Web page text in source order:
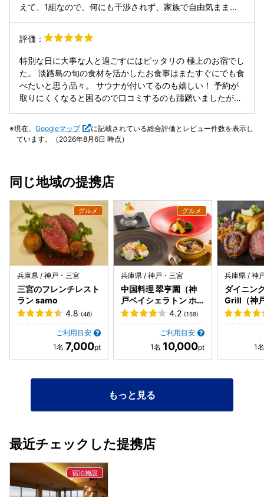
えて、1組なので、何にも干渉されず、家族で自由気ままに
加わり大人数での利用。部屋や諸設備は、オープン時と変わ
らず綺麗に保たれており気持ちよく利用できた。それに本格
的なサウナとバーベキュー設備が新たに設置されており、夕
日を眺めながら、薪を焼べ、温度、湿度を調整しながら孫達
と、わいわい言いながらサウナを楽しみ、幸せな時間を共有
できた。朝も、穏やかな海を眺めながらのサウナは最高だっ
た。朝食後は、鳥飼港の防波堤で、息子や孫達と魚釣り。釣
凄く喜んでくれ、孫から「ジージまた来ようね！」との嬉し
いリクエストもあり、次回は、何時にしようかと思ってい
評価：
特別な日に大事な人と過ごすにはピッタリの 極上のお宿でし
た。 淡路島の旬の食材を活かしたお食事はまたすぐにでも食
べたいと思う品々。 サウナが付いてるのも嬉しい！ 予約が
取りにくくなると困るので口コミするのも躊躇いましたが素
頑張って日常を癒されにまいります。
現在、 Googleマップ
に記載されている総合評価とレビュー件数を表示し
ています。（2026年8月6日 時点）
同じ地域の提携店
兵庫県 / 神戸・三宮
三宮のフレンチレスト
ラン samo
4.8 (46)
ご利用目安
7,000
兵庫県 / 神戸・三宮
中国料理 翠亨園（神
戸ベイシェラトン ホ
テル&タワーズ内）
4.2 (159)
ご利用目安
10,000
兵庫県 / 神
ダイニン
Grill（神
トン ホテ
内）
もっと見る
最近チェックした提携店